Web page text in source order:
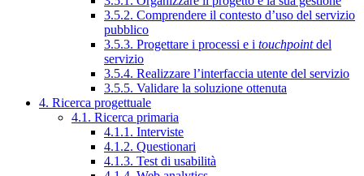
3.5.2. Comprendere il contesto d’uso del servizio
pubblico
3.5.3. Progettare i processi e i touchpointdel
servizio
3.5.4. Realizzare l’interfaccia utente del servizio
3.5.5. Validare la soluzione ottenuta
4. Ricerca progettuale
4.1. Ricerca primaria
4.1.1. Interviste
4.1.2. Questionari
4.1.3. Test di usabilità